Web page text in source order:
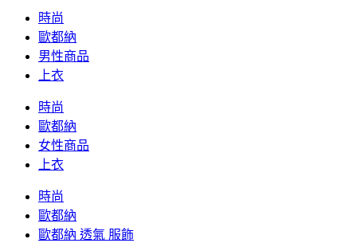
時尚
歐都納
男性商品
上衣
時尚
歐都納
女性商品
上衣
時尚
歐都納
歐都納 透氣 服飾